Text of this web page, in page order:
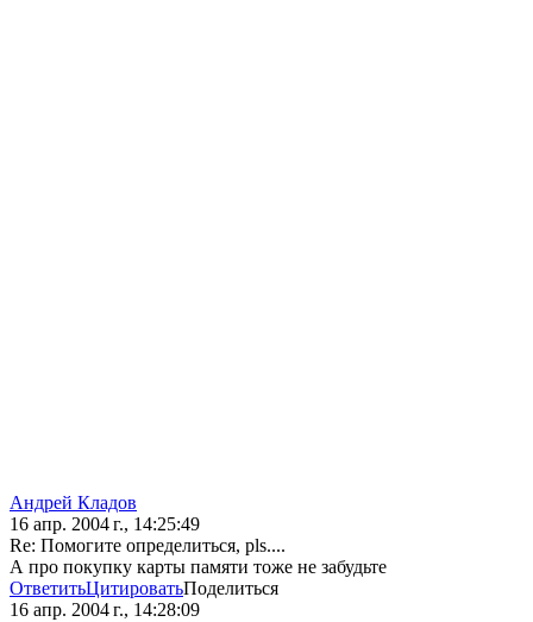
Андрей Кладов
16 апр. 2004 г., 14:25:49
Re: Помогите определиться, pls....
А про покупку карты памяти тоже не забудьте
ОтветитьЦитироватьПоделиться
16 апр. 2004 г., 14:28:09